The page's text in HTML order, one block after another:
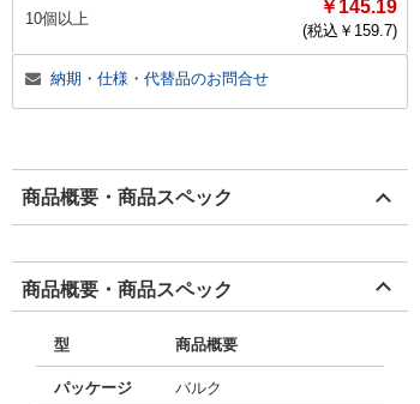
10個以上
￥145.19
(税込￥ 159.7)
納期・仕様・代替品のお問合せ
商品概要・商品スペック
商品概要・商品スペック
型 商品概要
パッケージ バルク